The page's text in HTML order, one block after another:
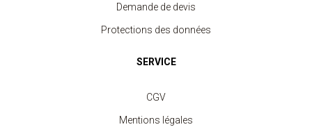
Demande de devis
Protections des données
SERVICE
CGV
Mentions légales